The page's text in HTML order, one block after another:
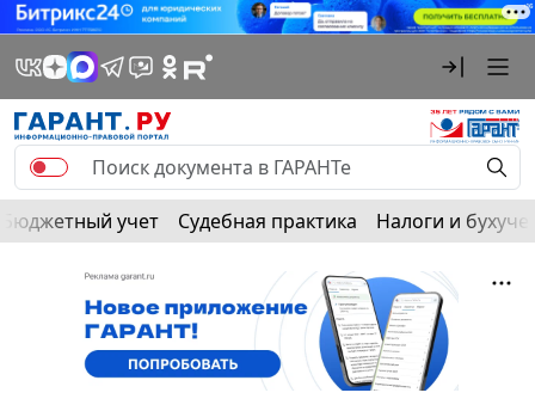
Бюджетный учет Судебная практика Налоги и